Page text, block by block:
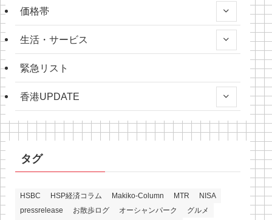
価格帯
生活・サービス
緊急リスト
香港UPDATE
タグ
HSBC HSP経済コラム Makiko-Column MTR
NISA
pressrelease
お散歩ログ オーシャンパーク
グルメ